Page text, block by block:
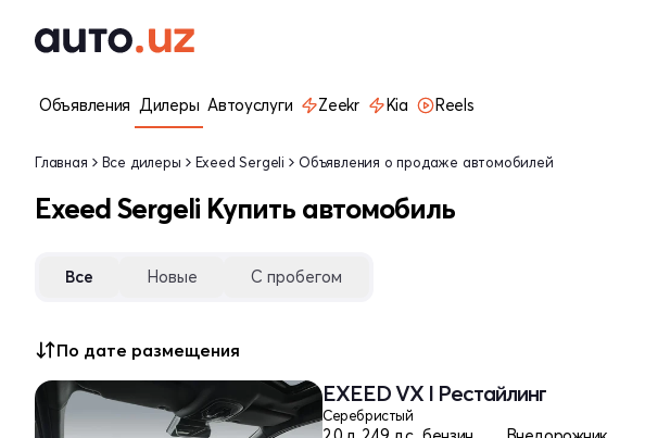
Объявления Дилеры Автоуслуги Zeekr Kia Reels
Главная Все дилеры Exeed Sergeli Объявления о продаже автомобилей
Exeed Sergeli Купить автомобиль
Все Новые С пробегом
По дате размещения
EXEED VX I Рестайлинг
Серебристый